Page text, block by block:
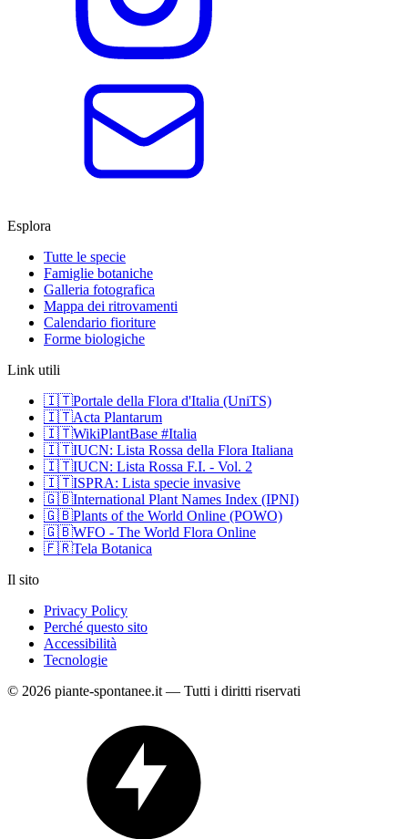
Esplora
Tutte le specie
Famiglie botaniche
Galleria fotografica
Mappa dei ritrovamenti
Calendario fioriture
Forme biologiche
Link utili
🇮🇹Portale della Flora d'Italia (UniTS)
🇮🇹Acta Plantarum
🇮🇹WikiPlantBase #Italia
🇮🇹IUCN: Lista Rossa della Flora Italiana
🇮🇹IUCN: Lista Rossa F.I. - Vol. 2
🇮🇹ISPRA: Lista specie invasive
🇬🇧International Plant Names Index (IPNI)
🇬🇧Plants of the World Online (POWO)
🇬🇧WFO - The World Flora Online
🇫🇷Tela Botanica
Il sito
Privacy Policy
Perché questo sito
Accessibilità
Tecnologie
© 2026 piante-spontanee.it — Tutti i diritti riservati